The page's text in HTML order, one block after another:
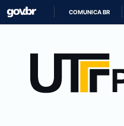
COMUNICA BR